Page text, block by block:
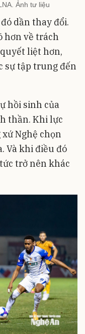
Ảnh tư liệu
dần thay đổi.
hơn về trách
liệt hơn,
sự tập trung đến
hồi sinh của
thần. Khi lực
Nghệ chọn
Và khi điều đó
trở nên khác